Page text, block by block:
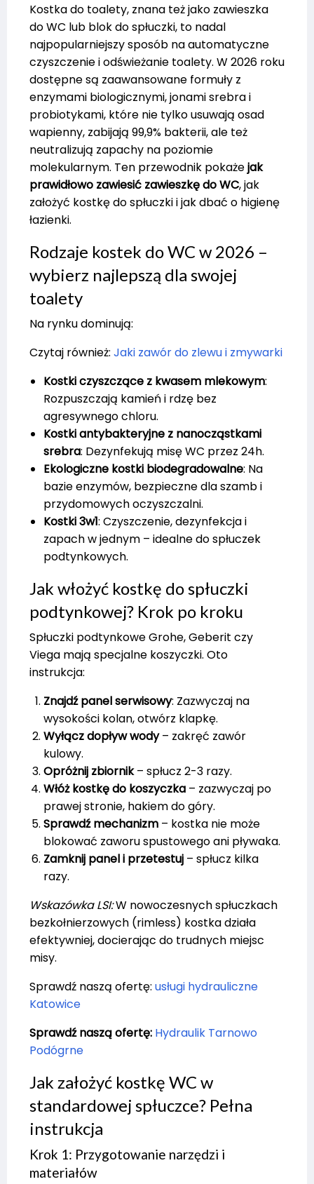
Kostka do toalety, znana też jako zawieszka
do WC lub blok do spłuczki, to nadal
najpopularniejszy sposób na automatyczne
czyszczenie i odświeżanie toalety. W 2026 roku
dostępne są zaawansowane formuły z
enzymami biologicznymi, jonami srebra i
probiotykami, które nie tylko usuwają osad
wapienny, zabijają 99,9% bakterii, ale też
neutralizują zapachy na poziomie
molekularnym. Ten przewodnik pokażejak
prawidłowo zawiesić zawieszkę do WC, jak
założyć kostkę do spłuczki i jak dbać o higienę
łazienki.
Rodzaje kostek do WC w 2026 –
wybierz najlepszą dla swojej
toalety
Na rynku dominują:
Czytaj również: Jaki zawór do zlewu i zmywarki
Kostki czyszczące z kwasem mlekowym:
Rozpuszczają kamień i rdzę bez
agresywnego chloru.
Kostki antybakteryjne z nanocząstkami
srebra: Dezynfekują misę WC przez 24h.
Ekologiczne kostki biodegradowalne: Na
bazie enzymów, bezpieczne dla szamb i
przydomowych oczyszczalni.
Kostki 3w1: Czyszczenie, dezynfekcja i
zapach w jednym – idealne do spłuczek
podtynkowych.
Jak włożyć kostkę do spłuczki
podtynkowej? Krok po kroku
Spłuczki podtynkowe Grohe, Geberit czy
Viega mają specjalne koszyczki. Oto
instrukcja:
Znajdź panel serwisowy: Zazwyczaj na
wysokości kolan, otwórz klapkę.
Wyłącz dopływ wody– zakręć zawór
kulowy.
Opróżnij zbiornik– spłucz 2-3 razy.
Włóż kostkę do koszyczka – zazwyczaj po
prawej stronie, hakiem do góry.
Sprawdź mechanizm – kostka nie może
blokować zaworu spustowego ani pływaka.
Zamknij panel i przetestuj – spłucz kilka
razy.
Wskazówka LSI:W nowoczesnych spłuczkach
bezkołnierzowych (rimless) kostka działa
efektywniej, docierając do trudnych miejsc
misy.
Sprawdź naszą ofertę: usługi hydrauliczne
Katowice
Sprawdź naszą ofertę: Hydraulik Tarnowo
Podógrne
Jak założyć kostkę WC w
standardowej spłuczce? Pełna
instrukcja
Krok 1: Przygotowanie narzędzi i
materiałów